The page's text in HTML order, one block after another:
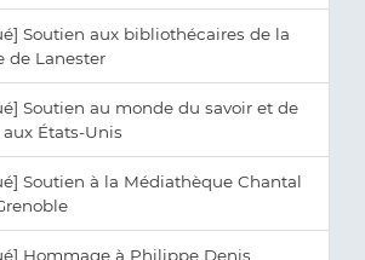
Soutien aux bibliothécaires de la
de Lanester
Soutien au monde du savoir et de
États-Unis
Soutien à la Médiathèque Chantal
Hommage à Philippe Denis